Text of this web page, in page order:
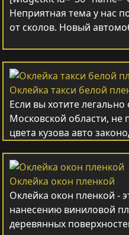
Неприятная тема у нас
от сколов. Новый
Оклейка такси белой
Если вы хотите
Московской области, не
цвета кузова авто
Оклейка окон пленкой
Оклейка окон пленкой -
нанесению виниловой
деревянных